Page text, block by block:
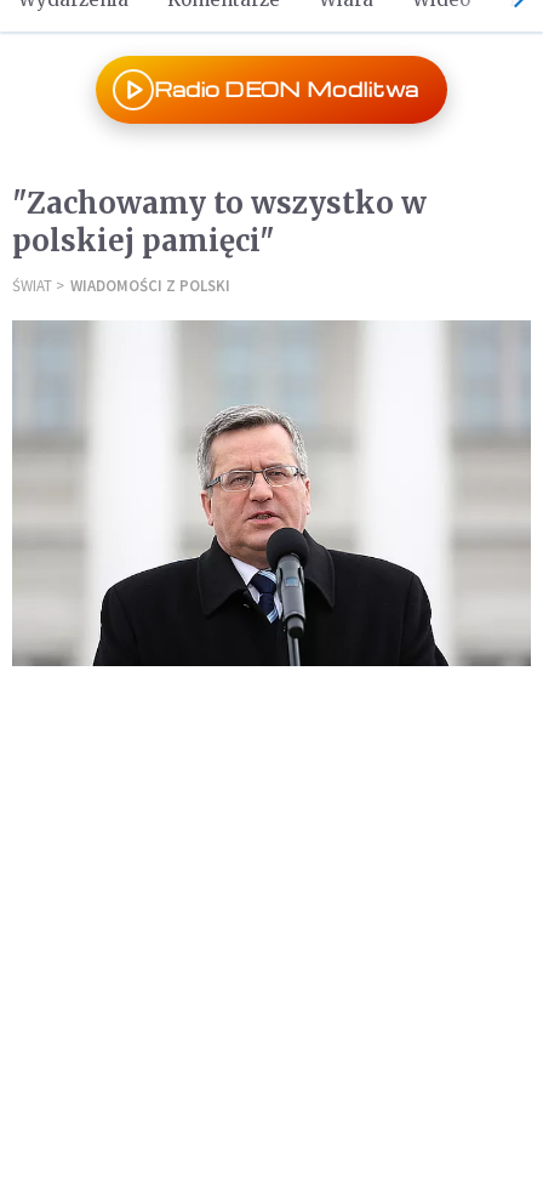
Radio DEON Modlitwa
"Zachowamy to wszystko w
polskiej pamięci"
ŚWIAT WIADOMOŚCI Z POLSKI